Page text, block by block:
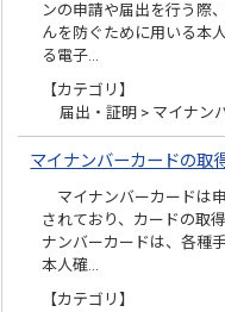
ンの申請や届出を行う際
んを防ぐために用いる本
る電子…
【カテゴリ】
届出・証明 > マイナン
マイナンバーカードの取
マイナンバーカードは
されており、カードの取
ナンバーカードは、各種
本人確…
【カテゴリ】